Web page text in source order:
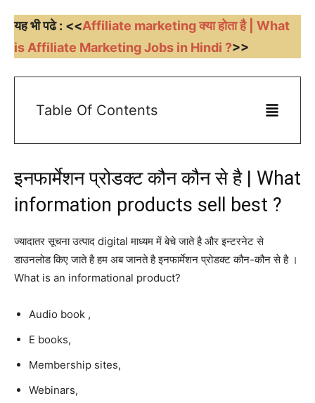
यह भी पढे : <<Affiliate marketing क्या होता है | What
is Affiliate Marketing Jobs in Hindi ?>>
Table Of Contents
इनफार्मेशन प्रोडक्ट कौन कौन से है | What
information products sell best ?
ज्यादातर सूचना उत्पाद digital माध्यम में बेचे जाते है और इन्टरनेट से
डाउनलोड किए जाते है हम अब जानते है इनफार्मेशन प्रोडक्ट कौन-कौन से है ।
What is an informational product?
Audio book ,
E books,
Membership sites,
Webinars,